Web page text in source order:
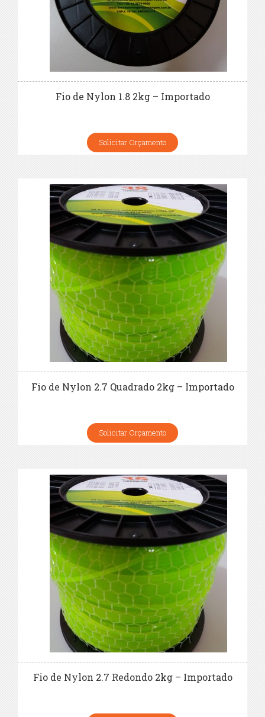
Fio de Nylon 1.8 2kg – Importado
Solicitar Orçamento
Fio de Nylon 2.7 Quadrado 2kg – Importado
Solicitar Orçamento
Fio de Nylon 2.7 Redondo 2kg – Importado